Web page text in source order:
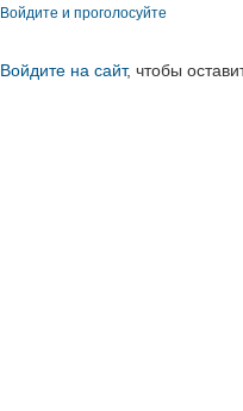
Войдите и проголосуйте
Войдите на сайт, чтобы